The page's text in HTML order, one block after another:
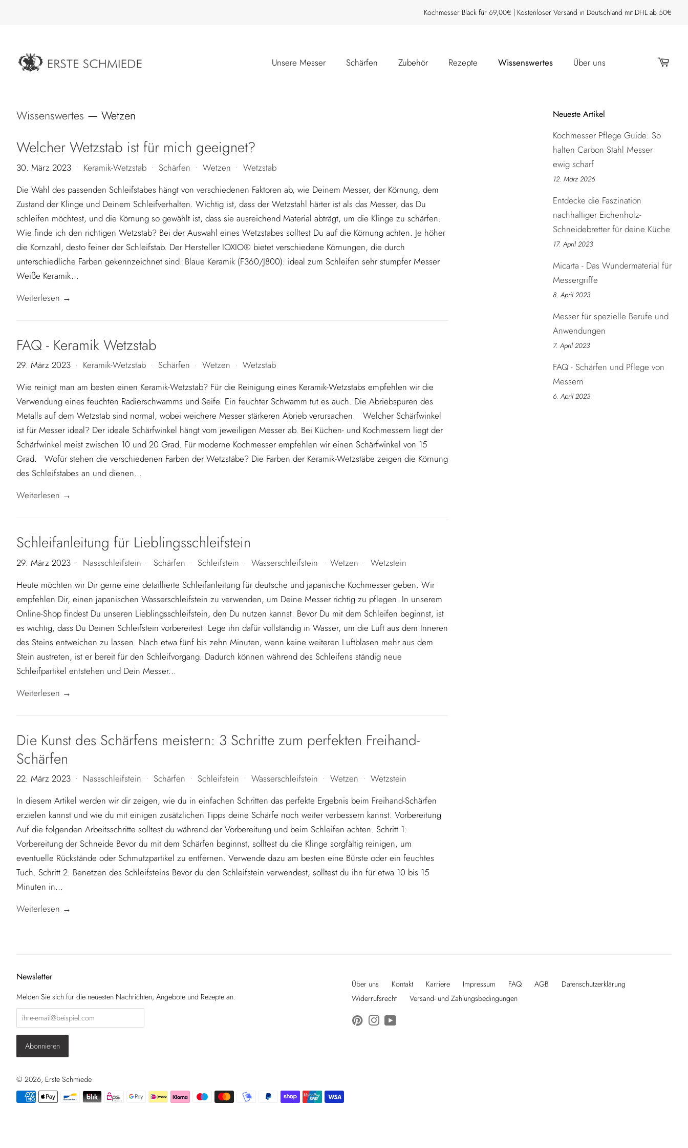
Kochmesser Black für 69,00€ | Kostenloser Versand in Deutschland mit DHL ab 50€
Unsere Messer Schärfen Zubehör Rezepte Wissenswertes Über uns
Wissenswertes — Wetzen
Welcher Wetzstab ist für mich geeignet?
30. März 2023 • Keramik-Wetzstab • Schärfen • Wetzen •
Wetzstab
Die Wahl des passenden Schleifstabes hängt von verschiedenen Faktoren ab, wie Deinem Messer, der Körnung, dem
Zustand der Klinge und Deinem Schleifverhalten. Wichtig ist, dass der Wetzstahl härter ist als das Messer, das Du
schleifen möchtest, und die Körnung so gewählt ist, dass sie ausreichend Material abträgt, um die Klinge zu schärfen.
Wie finde ich den richtigen Wetzstab? Bei der Auswahl eines Wetzstabes solltest Du auf die Körnung achten. Je höher
die Kornzahl, desto feiner der Schleifstab. Der Hersteller IOXIO® bietet verschiedene Körnungen, die durch
unterschiedliche Farben gekennzeichnet sind: Blaue Keramik (F360/J800): ideal zum Schleifen sehr stumpfer Messer
Weiße Keramik...
Weiterlesen →
FAQ - Keramik Wetzstab
29. März 2023 • Keramik-Wetzstab • Schärfen • Wetzen •
Wetzstab
Wie reinigt man am besten einen Keramik-Wetzstab? Für die Reinigung eines Keramik-Wetzstabs empfehlen wir die
Verwendung eines feuchten Radierschwamms und Seife. Ein feuchter Schwamm tut es auch. Die Abriebspuren des
Metalls auf dem Wetzstab sind normal, wobei weichere Messer stärkeren Abrieb verursachen. Welcher Schärfwinkel
ist für Messer ideal? Der ideale Schärfwinkel hängt vom jeweiligen Messer ab. Bei Küchen- und Kochmessern liegt der
Schärfwinkel meist zwischen 10 und 20 Grad. Für moderne Kochmesser empfehlen wir einen Schärfwinkel von 15
Grad. Wofür stehen die verschiedenen Farben der Wetzstäbe? Die Farben der Keramik-Wetzstäbe zeigen die Körnung
des Schleifstabes an und dienen...
Weiterlesen →
Schleifanleitung für Lieblingsschleifstein
29. März 2023 • Nassschleifstein • Schärfen • Schleifstein • Wasserschleifstein • Wetzen •
Wetzstein
Heute möchten wir Dir gerne eine detaillierte Schleifanleitung für deutsche und japanische Kochmesser geben. Wir
empfehlen Dir, einen japanischen Wasserschleifstein zu verwenden, um Deine Messer richtig zu pflegen. In unserem
Online-Shop findest Du unseren Lieblingsschleifstein, den Du nutzen kannst. Bevor Du mit dem Schleifen beginnst, ist
es wichtig, dass Du Deinen Schleifstein vorbereitest. Lege ihn dafür vollständig in Wasser, um die Luft aus dem Inneren
des Steins entweichen zu lassen. Nach etwa fünf bis zehn Minuten, wenn keine weiteren Luftblasen mehr aus dem
Stein austreten, ist er bereit für den Schleifvorgang. Dadurch können während des Schleifens ständig neue
Schleifpartikel entstehen und Dein Messer...
Weiterlesen →
Die Kunst des Schärfens meistern: 3 Schritte zum perfekten Freihand-
Schärfen
22. März 2023 • Nassschleifstein • Schärfen • Schleifstein • Wasserschleifstein • Wetzen •
Wetzstein
In diesem Artikel werden wir dir zeigen, wie du in einfachen Schritten das perfekte Ergebnis beim Freihand-Schärfen
erzielen kannst und wie du mit einigen zusätzlichen Tipps deine Schärfe noch weiter verbessern kannst. Vorbereitung
Auf die folgenden Arbeitsschritte solltest du während der Vorbereitung und beim Schleifen achten. Schritt 1:
Vorbereitung der Schneide Bevor du mit dem Schärfen beginnst, solltest du die Klinge sorgfältig reinigen, um
eventuelle Rückstände oder Schmutzpartikel zu entfernen. Verwende dazu am besten eine Bürste oder ein feuchtes
Tuch. Schritt 2: Benetzen des Schleifsteins Bevor du den Schleifstein verwendest, solltest du ihn für etwa 10 bis 15
Minuten in...
Weiterlesen →
Neueste Artikel
Kochmesser Pflege Guide: So
halten Carbon Stahl Messer
ewig scharf
12. März 2026
Entdecke die Faszination
nachhaltiger Eichenholz-
Schneidebretter für deine Küche
17. April 2023
Micarta - Das Wundermaterial für
Messergriffe
8. April 2023
Messer für spezielle Berufe und
Anwendungen
7. April 2023
FAQ - Schärfen und Pflege von
Messern
6. April 2023
Newsletter
Melden Sie sich für die neuesten Nachrichten, Angebote und Rezepte an.
Über uns Kontakt Karriere Impressum FAQ AGB
Datenschutzerklärung
Widerrufsrecht
Versand- und Zahlungsbedingungen
PinterestInstagram
© 2026, Erste Schmiede
Zahlungsarten